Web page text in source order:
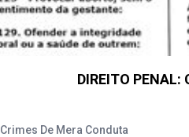
DIREITO
Crimes De Mera Conduta